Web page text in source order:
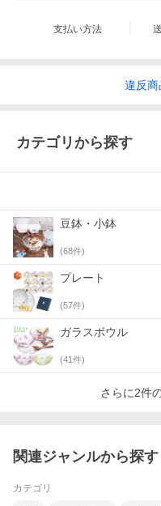
支払い方法
違反商
カテゴリから探す
豆鉢・小鉢
(68件)
プレート
(57件)
ガラスボウル
(41件)
さらに2件
関連ジャンルから探す
カテゴリ